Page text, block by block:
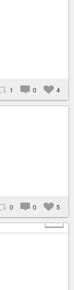
1 0 4
0 0
5
+ 1